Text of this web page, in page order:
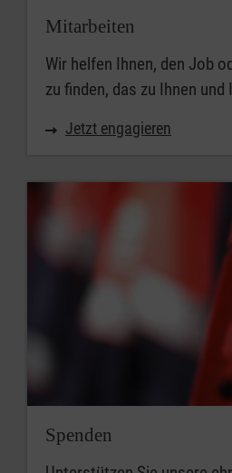
Mitarbeiten
Wir helfen Ihnen, den Job
zu finden, das zu Ihnen
Jetzt engagieren
Spenden